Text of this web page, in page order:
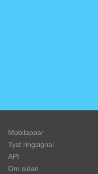
Mobilappar
Tyst ringsignal
API
Om sidan